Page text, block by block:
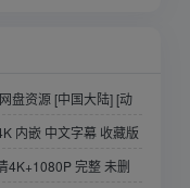
盘资源 [中国大陆] [动
内嵌 中文字幕 收藏版
4K+1080P 完整 未删